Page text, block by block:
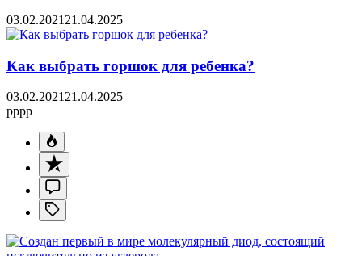
03.02.2021 21.04.2025
Как выбрать горшок для ребенка?
03.02.2021 21.04.2025
pppp